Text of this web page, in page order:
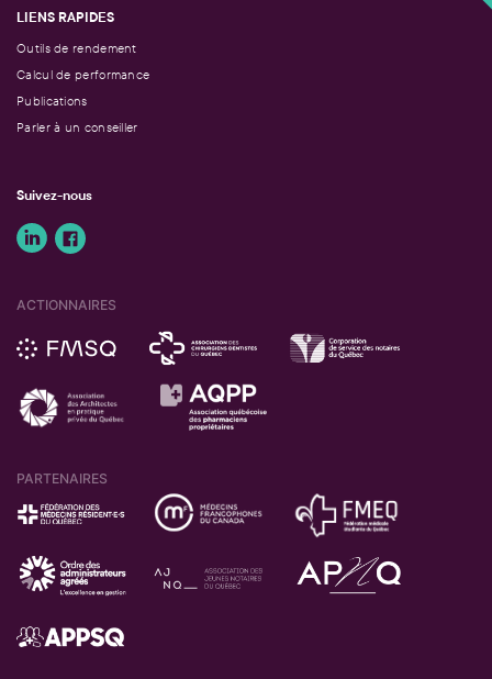
LIENS RAPIDES
Outils de rendement
Calcul de performance
Publications
Parler à un conseiller
Suivez-nous
ACTIONNAIRES
PARTENAIRES